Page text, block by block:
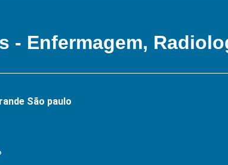
- Enfermagem,
São paulo